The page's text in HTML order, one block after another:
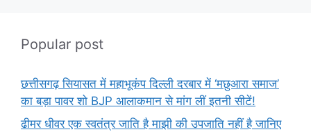
Popular post
छत्तीसगढ़ सियासत में महाभूकंप दिल्ली दरबार में ‘मछुआरा समाज’
का बड़ा पावर शो BJP आलाकमान से मांग लीं इतनी सीटें!
ढीमर धीवर एक स्वतंत्र जाति है माझी की उपजाति नहीं है जानिए